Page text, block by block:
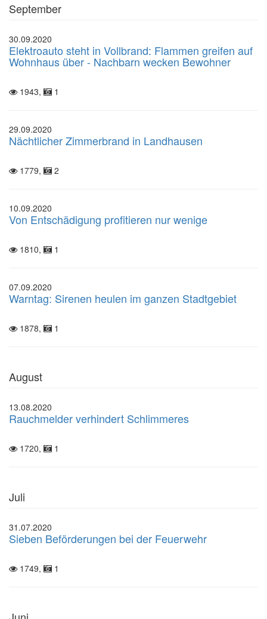
September
30.09.2020
Elektroauto steht in Vollbrand: Flammen greifen auf
Wohnhaus über - Nachbarn wecken Bewohner
1943, 1
29.09.2020
Nächtlicher Zimmerbrand in Landhausen
1779, 2
10.09.2020
Von Entschädigung profitieren nur wenige
1810, 1
07.09.2020
Warntag: Sirenen heulen im ganzen Stadtgebiet
1878, 1
August
13.08.2020
Rauchmelder verhindert Schlimmeres
1720, 1
Juli
31.07.2020
Sieben Beförderungen bei der Feuerwehr
1749, 1